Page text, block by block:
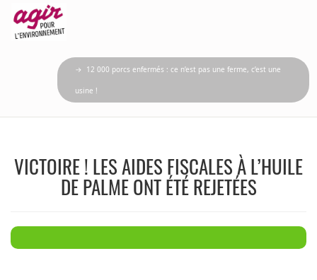
→ 12 000 porcs enfermés : ce n’est pas une ferme, c’est une
usine !
VICTOIRE ! LES AIDES FISCALES À L’HUILE
DE PALME ONT ÉTÉ REJETÉES